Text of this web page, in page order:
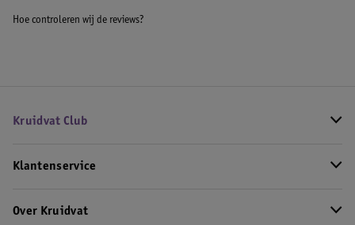
Hoe controleren wij de reviews?
Kruidvat Club
Klantenservice
Over Kruidvat